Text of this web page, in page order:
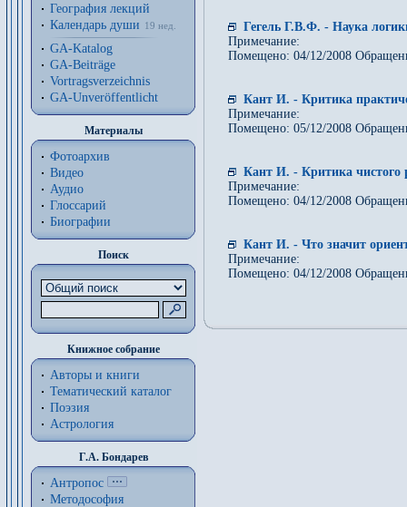
География лекций
Календарь души
19 нед.
GA-Katalog
GA-Beiträge
Vortragsverzeichnis
GA-Unveröffentlicht
Материалы
Фотоархив
Видео
Аудио
Глоссарий
Биографии
Поиск
Книжное собрание
Авторы и книги
Тематический каталог
Поэзия
Астрология
Г.А. Бондарев
Антропос
Методософия
Гегель Г.В.Ф. - Наука
Примечание:
Помещено: 04/12/2008
Кант И. - Критика
Примечание:
Помещено: 05/12/2008
Кант И. - Критика чистого
Примечание:
Помещено: 04/12/2008
Кант И. - Что значит
Примечание:
Помещено: 04/12/2008